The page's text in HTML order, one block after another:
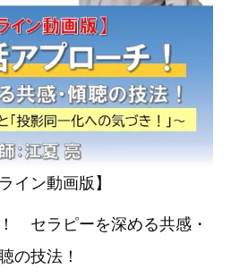
イン動画版】
セラピーを深める共感・
の技法！